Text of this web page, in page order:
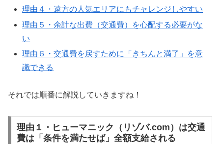
理由４・遠方の人気エリアにもチャレンジしやすい
理由５・余計な出費（交通費）を心配する必要がな
い
理由６・交通費を戻すために「きちんと満了」を意
識できる
それでは順番に解説していきますね！
理由１・ヒューマニック（リゾバ.com）は交通
費は「条件を満たせば」全額支給される